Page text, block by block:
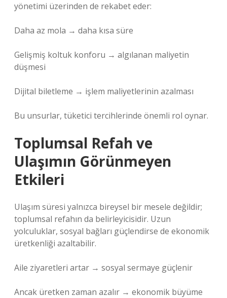
yönetimi üzerinden de rekabet eder:
Daha az mola → daha kısa süre
Gelişmiş koltuk konforu → algılanan maliyetin
düşmesi
Dijital biletleme → işlem maliyetlerinin azalması
Bu unsurlar, tüketici tercihlerinde önemli rol oynar.
Toplumsal Refah ve
Ulaşımın Görünmeyen
Etkileri
Ulaşım süresi yalnızca bireysel bir mesele değildir;
toplumsal refahın da belirleyicisidir. Uzun
yolculuklar, sosyal bağları güçlendirse de ekonomik
üretkenliği azaltabilir.
Aile ziyaretleri artar → sosyal sermaye güçlenir
Ancak üretken zaman azalır → ekonomik büyüme